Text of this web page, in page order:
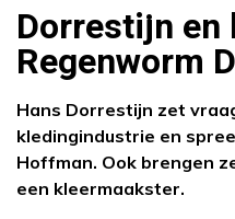
Dorrestijn en
Regenworm
Hans Dorrestijn zet
kledingindustrie en
Hoffman. Ook brengen
een kleermaakster.